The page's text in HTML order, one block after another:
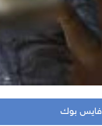
فايس بوك